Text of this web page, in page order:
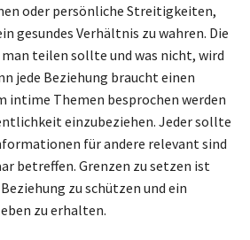
oder persönliche Streitigkeiten,
gesundes Verhältnis zu wahren. Die
teilen sollte und was nicht, wird
jede Beziehung braucht einen
intime Themen besprochen werden
einzubeziehen. Jeder sollte
für andere relevant sind
betreffen. Grenzen zu setzen ist
zu schützen und ein
zu erhalten.